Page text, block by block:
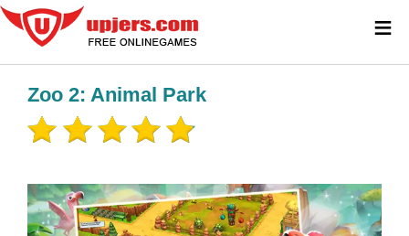
Zoo 2: Animal Park
≡